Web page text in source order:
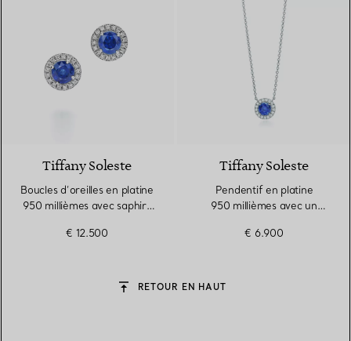
2 gemstones
Tiffany Soleste
Boucles d’oreilles en platine
950 millièmes avec saphirs
€ 12.500
Tiffany Soleste
Pendentif en platine
950 millièmes avec un
€ 6.900
RETOUR EN HAUT